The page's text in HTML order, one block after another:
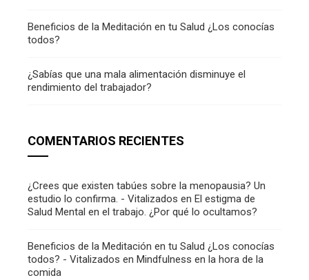
Beneficios de la Meditación en tu Salud ¿Los conocías
todos?
¿Sabías que una mala alimentación disminuye el
rendimiento del trabajador?
COMENTARIOS RECIENTES
¿Crees que existen tabúes sobre la menopausia? Un
estudio lo confirma. - Vitalizados en El estigma de
Salud Mental en el trabajo. ¿Por qué lo ocultamos?
Beneficios de la Meditación en tu Salud ¿Los conocías
todos? - Vitalizados en Mindfulness en la hora de la
comida